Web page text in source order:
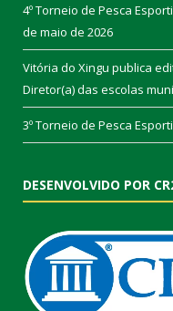
4º Torneio de Pesca
de maio de 2026
Vitória do Xingu publica
Diretor(a) das escolas
3º Torneio de Pesca
DESENVOLVIDO POR